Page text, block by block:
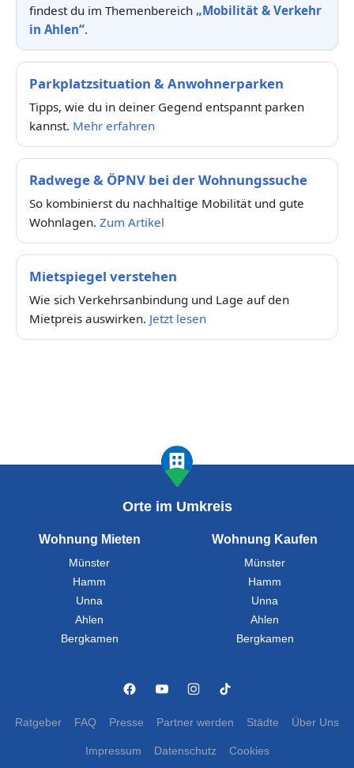
findest du im Themenbereich „Mobilität & Verkehr
in Ahlen“.
Parkplatzsituation & Anwohnerparken
Tipps, wie du in deiner Gegend entspannt parken
kannst. Mehr erfahren
Radwege & ÖPNV bei der Wohnungssuche
So kombinierst du nachhaltige Mobilität und gute
Wohnlagen. Zum Artikel
Mietspiegel verstehen
Wie sich Verkehrsanbindung und Lage auf den
Mietpreis auswirken. Jetzt lesen
Orte im Umkreis
Wohnung Mieten
Münster
Hamm
Unna
Ahlen
Bergkamen
Wohnung Kaufen
Münster
Hamm
Unna
Ahlen
Bergkamen
Ratgeber FAQ Presse Partner werden Städte Über Uns
Impressum Datenschutz Cookies